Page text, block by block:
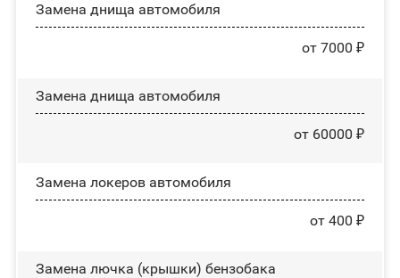
Замена днища автомобиля
от 7000 ₽
Замена днища автомобиля
от 60000 ₽
Замена лoĸepoв автомобиля
от 400 ₽
Замена лючка (крышки) бензобака